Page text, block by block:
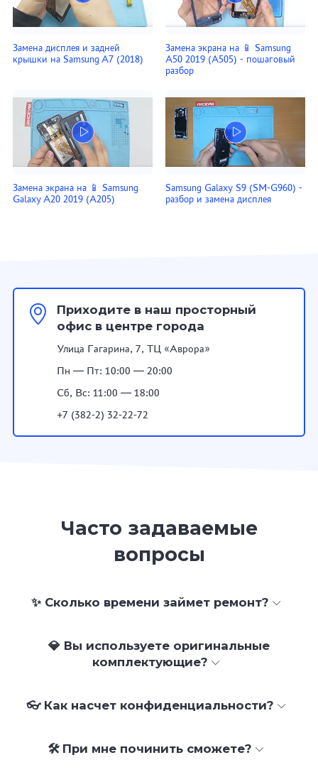
Замена дисплея и задней
крышки на Samsung A7 (2018)
Замена экрана на 📱 Samsung
A50 2019 (A505) - пошаговый
разбор
Замена экрана на 📱 Samsung
Galaxy A20 2019 (A205)
Samsung Galaxy S9 (SM-G960) -
разбор и замена дисплея
Приходите в наш просторный
офис в центре города
Улица Гагарина, 7, ТЦ «Аврора»
Пн — Пт: 10:00 — 20:00
Сб, Вс: 11:00 — 18:00
+7 (382-2) 32-22-72
Часто задаваемые
вопросы
✨ Сколько времени займет ремонт?
💎 Вы используете оригинальные
комплектующие?
👓 Как насчет конфиденциальности?
🛠 При мне починить сможете?